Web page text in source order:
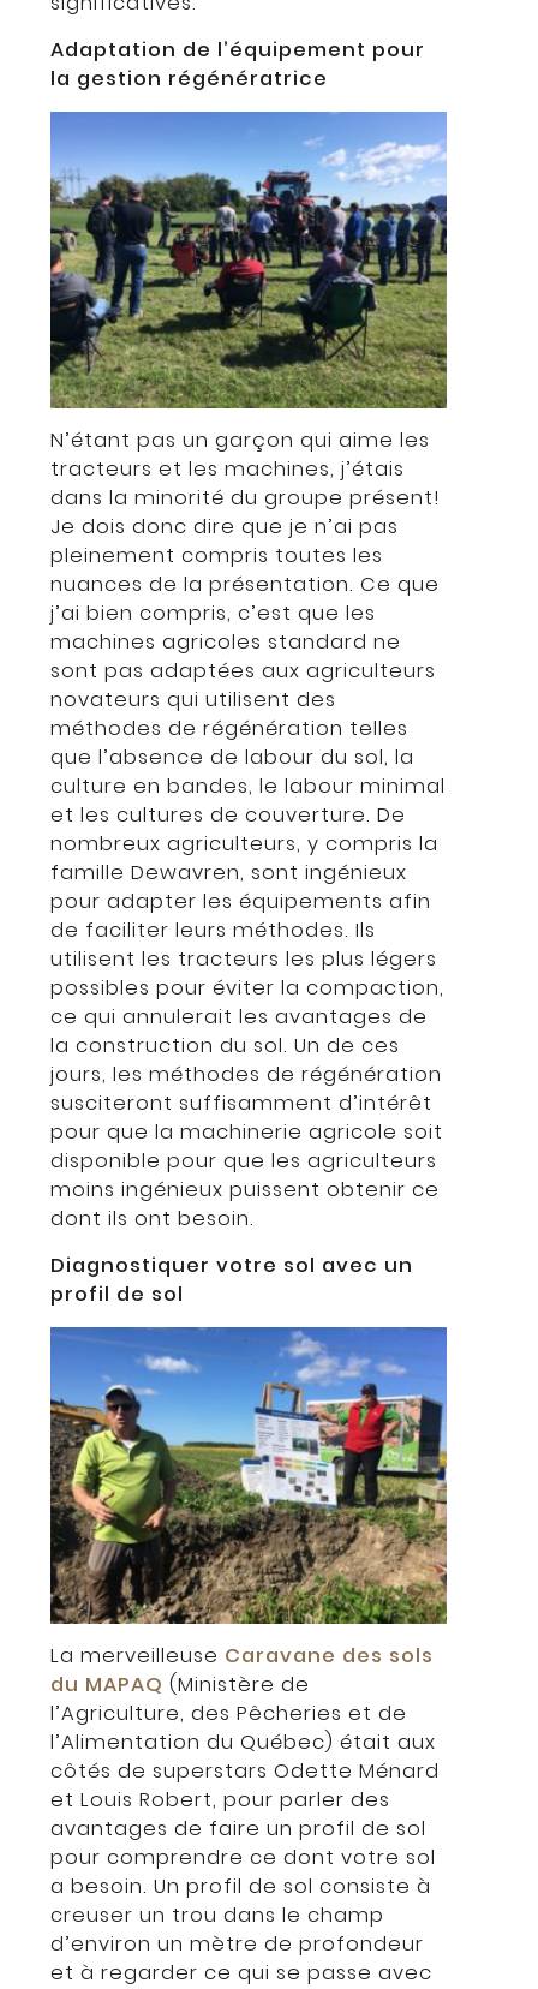
Adaptation de l’équipement pour
la gestion régénératrice
N’étant pas un garçon qui aime les
tracteurs et les machines, j’étais
dans la minorité du groupe présent!
Je dois donc dire que je n’ai pas
pleinement compris toutes les
nuances de la présentation. Ce que
j’ai bien compris, c’est que les
machines agricoles standard ne
sont pas adaptées aux agriculteurs
novateurs qui utilisent des
méthodes de régénération telles
que l’absence de labour du sol, la
culture en bandes, le labour minimal
et les cultures de couverture. De
nombreux agriculteurs, y compris la
famille Dewavren, sont ingénieux
pour adapter les équipements afin
de faciliter leurs méthodes. Ils
utilisent les tracteurs les plus légers
possibles pour éviter la compaction,
ce qui annulerait les avantages de
la construction du sol. Un de ces
jours, les méthodes de régénération
susciteront suffisamment d’intérêt
pour que la machinerie agricole soit
disponible pour que les agriculteurs
moins ingénieux puissent obtenir ce
dont ils ont besoin.
Diagnostiquer votre sol avec un
profil de sol
La merveilleuse Caravane des sols
du MAPAQ (Ministère de
l’Agriculture, des Pêcheries et de
l’Alimentation du Québec) était aux
côtés de superstars Odette Ménard
et Louis Robert, pour parler des
avantages de faire un profil de sol
pour comprendre ce dont votre sol
a besoin. Un profil de sol consiste à
creuser un trou dans le champ
d’environ un mètre de profondeur
et à regarder ce qui se passe avec